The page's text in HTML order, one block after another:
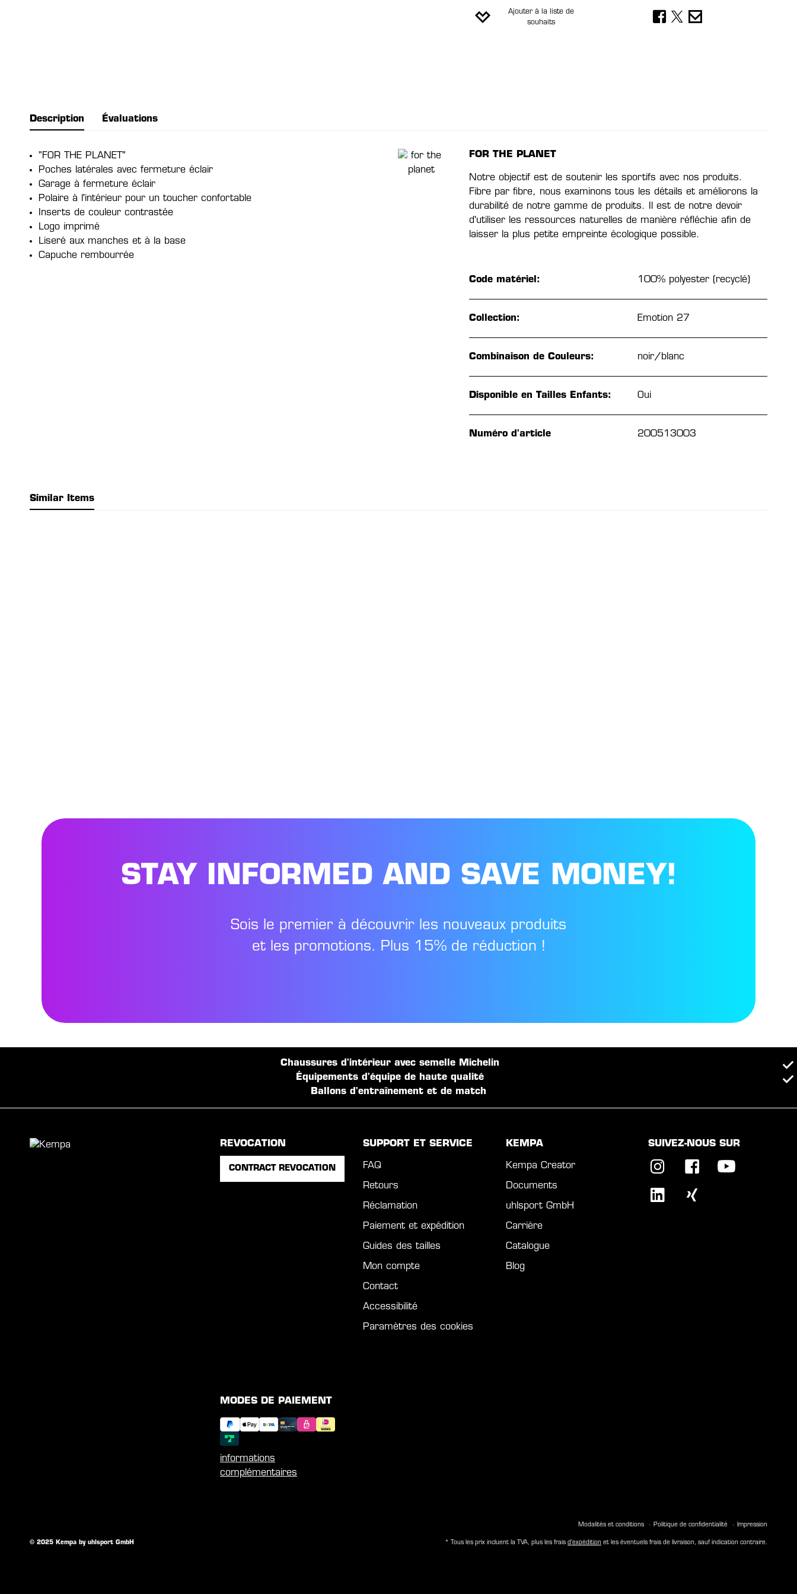
Ajouter à la liste de
souhaits
Description Évaluations
"FOR THE PLANET"
Poches latérales avec fermeture éclair
Garage à fermeture éclair
Polaire à l'intérieur pour un toucher confortable
Inserts de couleur contrastée
Logo imprimé
Liseré aux manches et à la base
Capuche rembourrée
FOR THE PLANET
Notre objectif est de soutenir les sportifs avec nos produits.
Fibre par fibre, nous examinons tous les détails et améliorons la
durabilité de notre gamme de produits. Il est de notre devoir
d'utiliser les ressources naturelles de manière réfléchie afin de
laisser la plus petite empreinte écologique possible.
Code matériel: 100% polyester (recyclé)
Collection: Emotion 27
Combinaison de Couleurs: noir/blanc
Disponible en Tailles Enfants: Oui
Numéro d'article 200513003
Similar Items
STAY INFORMED AND SAVE MONEY!
Sois le premier à découvrir les nouveaux produits
et les promotions. Plus 15% de réduction !
Chaussures d'intérieur avec semelle Michelin
Équipements d'équipe de haute qualité
Ballons d'entraînement et de match
REVOCATION
CONTRACT REVOCATION
SUPPORT ET SERVICE
FAQ
Retours
Réclamation
Paiement et expédition
Guides des tailles
Mon compte
Contact
Accessibilité
Paramètres des cookies
KEMPA
Kempa Creator
Documents
uhlsport GmbH
Carrière
Catalogue
Blog
SUIVEZ-NOUS SUR
MODES DE PAIEMENT
informations
complémentaires
Modalités et conditions Politique de confidentialité Impression
© 2025 Kempa by uhlsport GmbH * Tous les prix incluent la TVA, plus les frais d'expédition et les éventuels frais de livraison, sauf indication contraire.